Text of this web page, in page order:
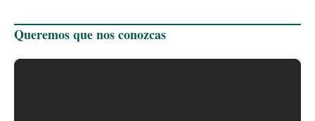
Queremos que nos conozcas